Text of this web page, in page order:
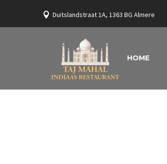
Duitslandstraat 1A, 1363 BG Almere
HOME